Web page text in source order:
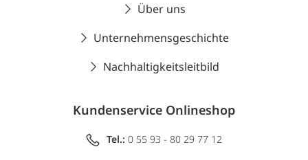
Über uns
Unternehmensgeschichte
Nachhaltigkeitsleitbild
Kundenservice Onlineshop
Tel.: 0 55 93 - 80 29 77 12